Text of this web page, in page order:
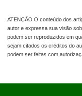
ATENÇÃO O conteúdo dos
autor e expressa sua visão
podem ser reproduzidos em
sejam citados os créditos do
podem ser feitas com